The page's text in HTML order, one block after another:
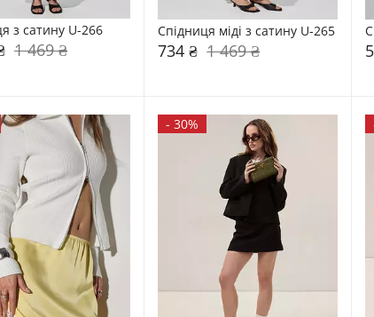
з сатину U-266
1 469 ₴
Спідниця міді з сатину U-265
734 ₴ 1 469 ₴
-30%